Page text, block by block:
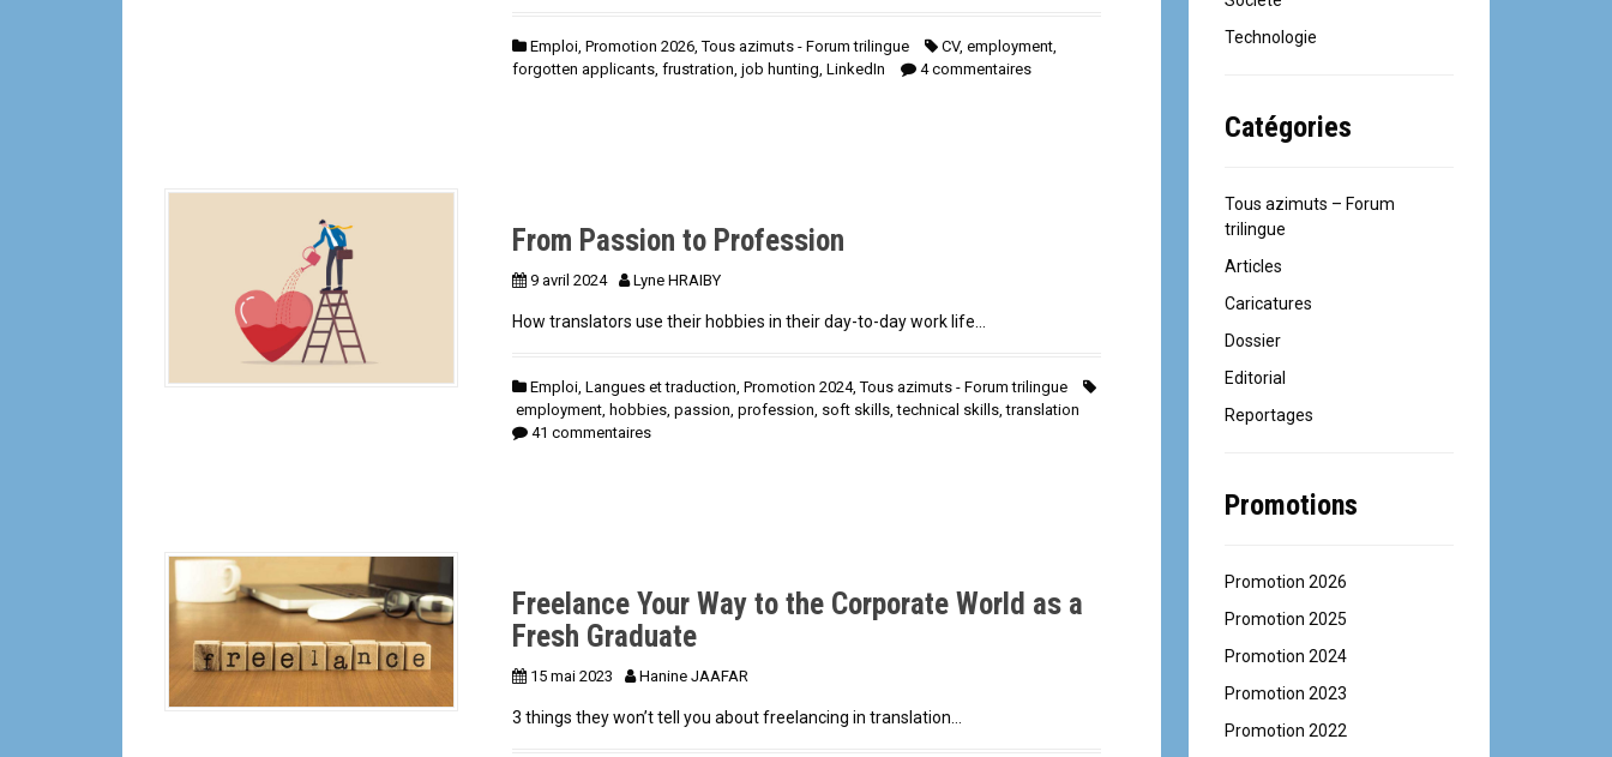
Emploi,Promotion 2026,Tous azimuts - Forum trilingue CV,employment,
forgotten applicants,frustration,job hunting,LinkedIn 4 commentaires
From Passion to Profession
9 avril 2024 Lyne HRAIBY
How translators use their hobbies in their day-to-day work life…
Emploi,Langues et traduction,Promotion 2024,Tous azimuts - Forum trilingue
employment, hobbies,passion,profession, soft skills,technical skills,translation
41 commentaires
Freelance Your Way to the Corporate World as a
Fresh Graduate
15 mai 2023 Hanine JAAFAR
3 things they won’t tell you about freelancing in translation…
Technologie
Catégories
Tous azimuts – Forum
trilingue
Articles
Caricatures
Dossier
Editorial
Reportages
Promotions
Promotion 2026
Promotion 2025
Promotion 2024
Promotion 2023
Promotion 2022